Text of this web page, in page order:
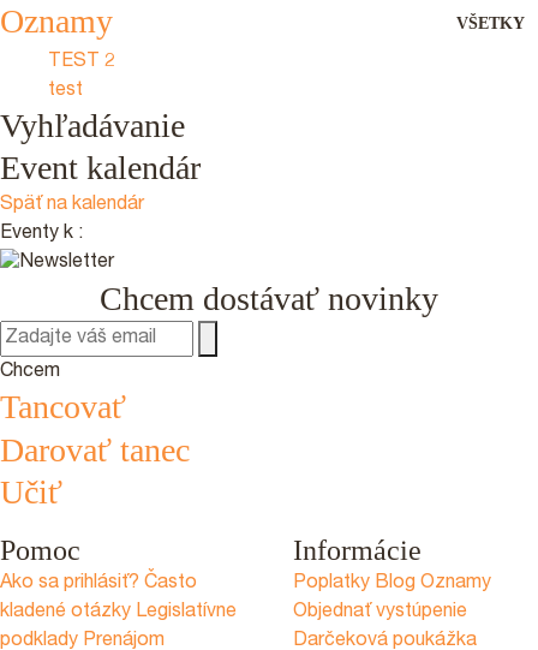
Oznamy VŠETKY
TEST 2
test
Vyhľadávanie
Event kalendár
Späť na kalendár
Eventy k :
Chcem dostávať novinky
Chcem
Tancovať
Darovať tanec
Učiť
Pomoc
Ako sa prihlásiť? Často
kladené otázky Legislatívne
podklady Prenájom
Informácie
Poplatky Blog Oznamy
Objednať vystúpenie
Darčeková poukážka